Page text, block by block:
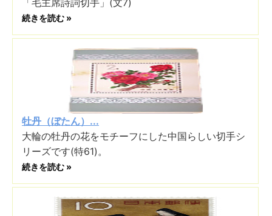
続きを読む »
牡丹（ぼたん）...
大輪の牡丹の花をモチーフにした中国らしい切手シ
リーズです(特61)。
続きを読む »